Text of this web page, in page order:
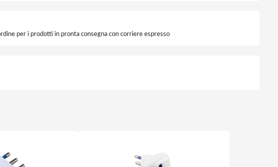
per i prodotti in pronta consegna con corriere espresso